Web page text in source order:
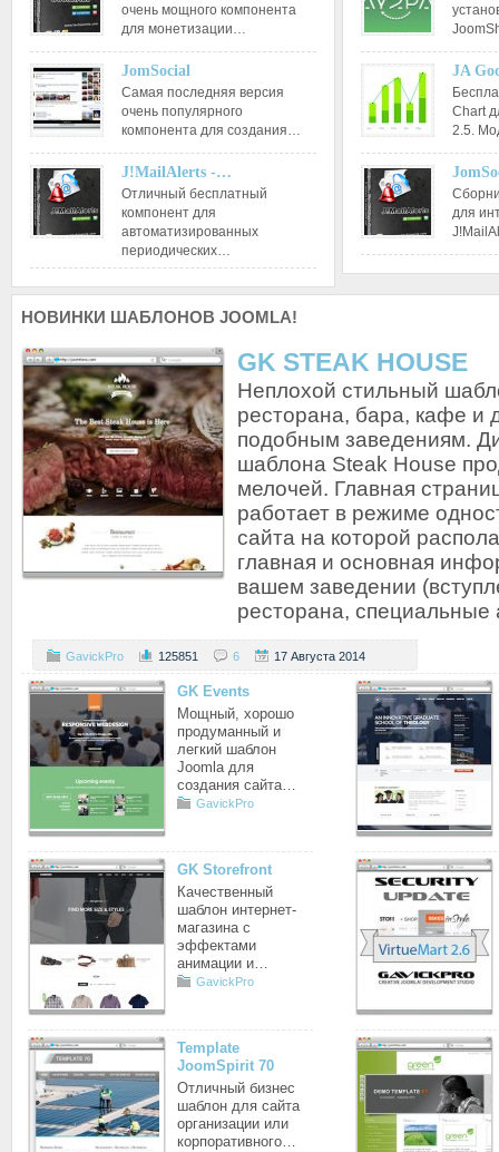
очень мощного компонента
для монетизации…
JomSocial
Самая последняя версия
очень популярного
компонента для создания…
J!MailAlerts -…
Отличный бесплатный
компонент для
автоматизированных
периодических…
JA
Chart
2.5.
для
НОВИНКИ ШАБЛОНОВ JOOMLA!
GK STEAK HOUSE
Неплохой стильный
ресторана, бара, кафе и
подобным заведениям.
шаблона Steak House
мелочей. Главная
работает в режиме
сайта на которой
главная и основная
вашем заведении
ресторана,
GavickPro 125851 6 17 Августа 2014
GK Events
Мощный, хорошо
продуманный и
легкий шаблон
Joomla для
создания сайта…
GavickPro
GK Storefront
Качественный
шаблон интернет-
магазина с
эффектами
анимации и…
GavickPro
Template
JoomSpirit 70
Отличный бизнес
шаблон для сайта
организации или
корпоративного…